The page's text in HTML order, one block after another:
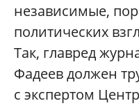
независимые,
политических
Так, главред
Фадеев должен
с экспертом